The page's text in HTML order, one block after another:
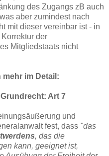
des Zugangs zB auch
aber zumindest nach
mit dieser vereinbar ist - in
der
Mitgliedstaats nicht
im Detail:
Art 7
und
fest, dass "das
, das die
kann, geeignet ist,